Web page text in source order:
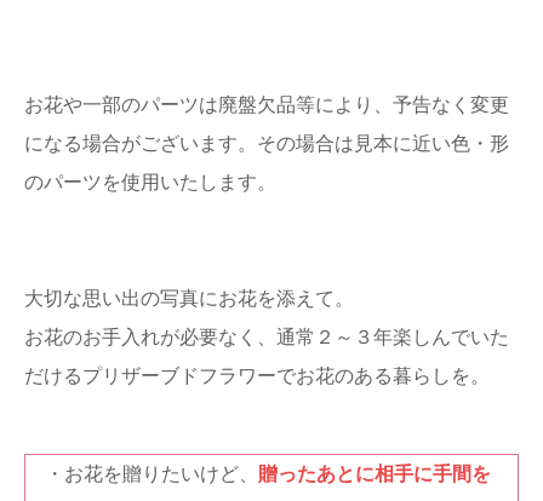
お花や一部のパーツは廃盤欠品等により、予告なく変更
になる場合がございます。その場合は見本に近い色・形
のパーツを使用いたします。
大切な思い出の写真にお花を添えて。
お花のお手入れが必要なく、通常２～３年楽しんでいた
だけるプリザーブドフラワーでお花のある暮らしを。
・お花を贈りたいけど、 贈ったあとに相手に手間を